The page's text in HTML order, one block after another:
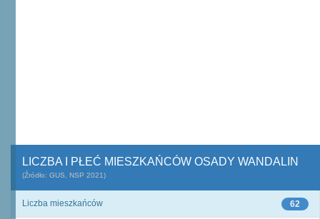
LICZBA I PŁEĆ MIESZKAŃCÓW OSADY WANDALIN
(Źródło: GUS, NSP 2021)
62
Liczba mieszkańców
0